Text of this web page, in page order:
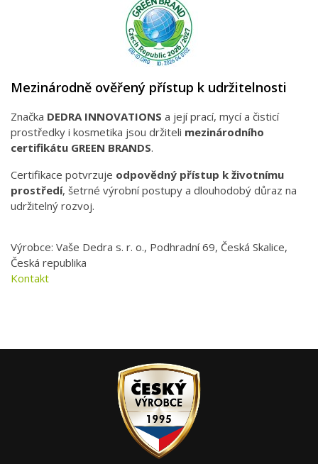
Mezinárodně ověřený přístup k udržitelnosti
Značka DEDRA INNOVATIONS a její prací, mycí a čisticí
prostředky i kosmetika jsou držiteli mezinárodního
certifikátu GREEN BRANDS.
Certifikace potvrzuje odpovědný přístup k životnímu
prostředí, šetrné výrobní postupy a dlouhodobý důraz na
udržitelný rozvoj.
Výrobce: Vaše Dedra s. r. o., Podhradní 69, Česká Skalice,
Česká republika
Kontakt